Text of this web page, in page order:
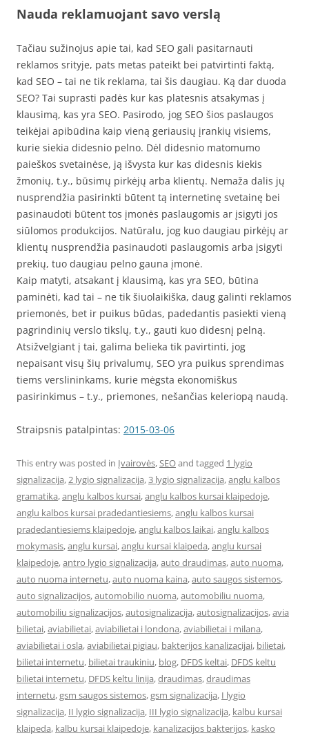
Nauda reklamuojant savo verslą
Tačiau sužinojus apie tai, kad SEO gali pasitarnauti
reklamos srityje, pats metas pateikt bei patvirtinti faktą,
kad SEO – tai ne tik reklama, tai šis daugiau. Ką dar duoda
SEO? Tai suprasti padės kur kas platesnis atsakymas į
klausimą, kas yra SEO. Pasirodo, jog SEO šios paslaugos
teikėjai apibūdina kaip vieną geriausių įrankių visiems,
kurie siekia didesnio pelno. Dėl didesnio matomumo
paieškos svetainėse, ją išvysta kur kas didesnis kiekis
žmonių, t.y., būsimų pirkėjų arba klientų. Nemaža dalis jų
nusprendžia pasirinkti būtent tą internetinę svetainę bei
pasinaudoti būtent tos įmonės paslaugomis ar įsigyti jos
siūlomos produkcijos. Natūralu, jog kuo daugiau pirkėjų ar
klientų nusprendžia pasinaudoti paslaugomis arba įsigyti
prekių, tuo daugiau pelno gauna įmonė.
Kaip matyti, atsakant į klausimą, kas yra SEO, būtina
paminėti, kad tai – ne tik šiuolaikiška, daug galinti reklamos
priemonės, bet ir puikus būdas, padedantis pasiekti vieną
pagrindinių verslo tikslų, t.y., gauti kuo didesnį pelną.
Atsižvelgiant į tai, galima belieka tik pavirtinti, jog
nepaisant visų šių privalumų, SEO yra puikus sprendimas
tiems verslininkams, kurie mėgsta ekonomiškus
pasirinkimus – t.y., priemones, nešančias keleriopą naudą.
Straipsnis patalpintas: 2015-03-06
This entry was posted in Įvairovės,SEOand tagged 1 lygio
signalizacija,2 lygio signalizacija,3 lygio signalizacija,anglu kalbos
gramatika,anglu kalbos kursai,anglu kalbos kursai klaipedoje,
anglu kalbos kursai pradedantiesiems,anglu kalbos kursai
pradedantiesiems klaipedoje,anglu kalbos laikai,anglu kalbos
mokymasis,anglu kursai,anglu kursai klaipeda,anglu kursai
klaipedoje,antro lygio signalizacija,auto draudimas,auto nuoma,
auto nuoma internetu,auto nuoma kaina,auto saugos sistemos,
auto signalizacijos,automobilio nuoma,automobiliu nuoma,
automobiliu signalizacijos,autosignalizacija,autosignalizacijos,avia
bilietai,aviabilietai,aviabilietai i londona,aviabilietai i milana,
aviabilietai i osla,aviabilietai pigiau, bakterijos kanalizacijai, bilietai,
bilietai internetu, bilietai traukiniu, blog, DFDS keltai, DFDS keltu
bilietai internetu, DFDS keltu linija,draudimas,draudimas
internetu,gsm saugos sistemos,gsm signalizacija, I lygio
signalizacija, II lygio signalizacija, III lygio signalizacija, kalbu kursai
klaipeda, kalbu kursai klaipedoje, kanalizacijos bakterijos, kasko